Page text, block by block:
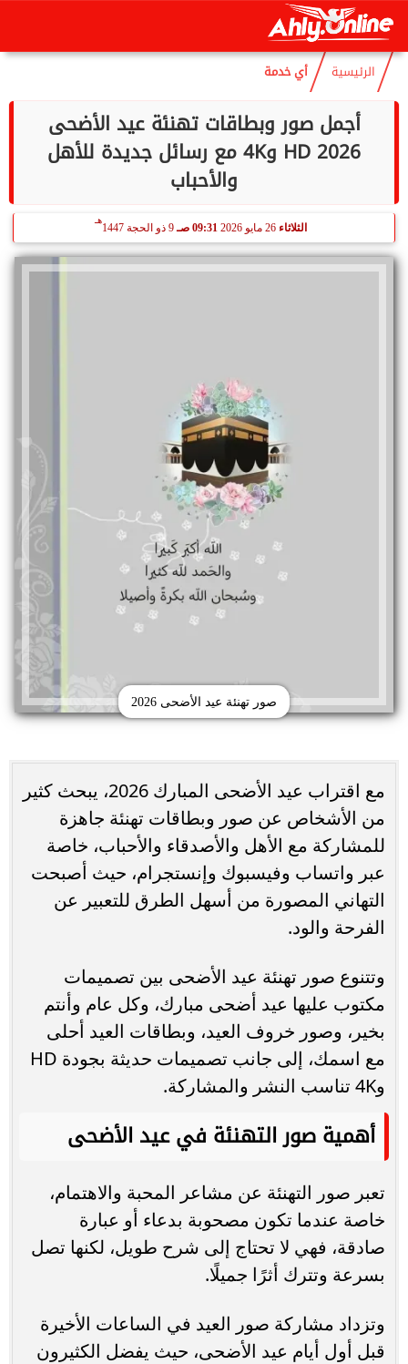
الجمعة
الرئيسية أي خدمة
أجمل صور وبطاقات تهنئة عيد الأضحى
2026 HD و4K مع رسائل جديدة للأهل
والأحباب
الثلاثاء 26 مايو 2026 09:31 صـ 9 ذو الحجة 1447
هـ
صور تهنئة عيد الأضحى 2026
مع اقتراب عيد الأضحى المبارك 2026، يبحث كثير
من الأشخاص عن صور وبطاقات تهنئة جاهزة
للمشاركة مع الأهل والأصدقاء والأحباب، خاصة
عبر واتساب وفيسبوك وإنستجرام، حيث أصبحت
التهاني المصورة من أسهل الطرق للتعبير عن
الفرحة والود.
وتتنوع صور تهنئة عيد الأضحى بين تصميمات
مكتوب عليها عيد أضحى مبارك، وكل عام وأنتم
بخير، وصور خروف العيد، وبطاقات العيد أحلى
مع اسمك، إلى جانب تصميمات حديثة بجودة HD
و4K تناسب النشر والمشاركة.
أهمية صور التهنئة في عيد الأضحى
تعبر صور التهنئة عن مشاعر المحبة والاهتمام،
خاصة عندما تكون مصحوبة بدعاء أو عبارة
صادقة، فهي لا تحتاج إلى شرح طويل، لكنها تصل
بسرعة وتترك أثرًا جميلًا.
وتزداد مشاركة صور العيد في الساعات الأخيرة
قبل أول أيام عيد الأضحى، حيث يفضل الكثيرون